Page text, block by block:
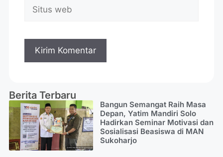
Berita Terbaru
Bangun Semangat Raih Masa
Depan, Yatim Mandiri Solo
Hadirkan Seminar Motivasi dan
Sosialisasi Beasiswa di MAN
Sukoharjo